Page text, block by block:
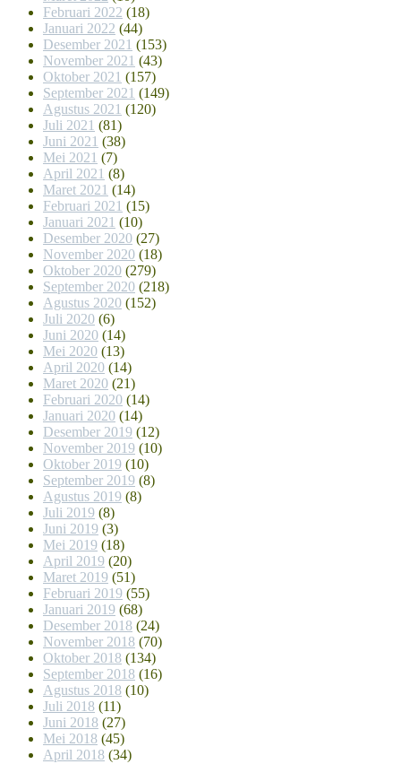
Februari 2022 (18)
Januari 2022 (44)
Desember 2021 (153)
November 2021 (43)
Oktober 2021 (157)
September 2021 (149)
Agustus 2021 (120)
Juli 2021 (81)
Juni 2021 (38)
Mei 2021 (7)
April 2021 (8)
Maret 2021 (14)
Februari 2021 (15)
Januari 2021 (10)
Desember 2020 (27)
November 2020 (18)
Oktober 2020 (279)
September 2020 (218)
Agustus 2020 (152)
Juli 2020 (6)
Juni 2020 (14)
Mei 2020 (13)
April 2020 (14)
Maret 2020 (21)
Februari 2020 (14)
Januari 2020 (14)
Desember 2019 (12)
November 2019 (10)
Oktober 2019 (10)
September 2019 (8)
Agustus 2019 (8)
Juli 2019 (8)
Juni 2019 (3)
Mei 2019 (18)
April 2019 (20)
Maret 2019 (51)
Februari 2019 (55)
Januari 2019 (68)
Desember 2018 (24)
November 2018 (70)
Oktober 2018 (134)
September 2018 (16)
Agustus 2018 (10)
Juli 2018 (11)
Juni 2018 (27)
Mei 2018 (45)
April 2018 (34)